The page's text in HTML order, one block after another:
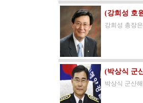
(강희성 호
강희성 총장
(박상식 군
박상식 군산